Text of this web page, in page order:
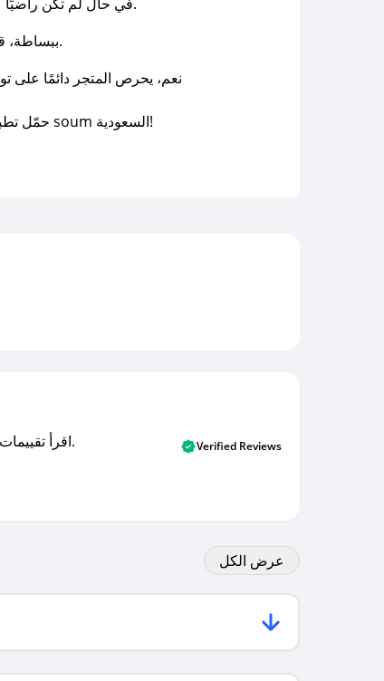
ببساطة، قم بالدخول إلى قسم "طلباتي" في القائمة الرئيسية على موقع أو تطبيق سوم، وستتمكن من تتبع حالة طلبك بالتفصيل.
حمّل تطبيق صحصح الآن وابدء بتجربة تسوق ذكية مع أفضل أكواد الخصم، بالإضافة الى أحدث العروض الحصرية من متجر سوم soum السعودية!
اقرأ تقييمات العملاء الأصلية والتقييمات من المشترين المتحققين. اكتشف ما يعتقده المستخدمون الحقيقيون حول خدمتنا وتعلم من تجاربهم. Verified Reviews
عرض الكل